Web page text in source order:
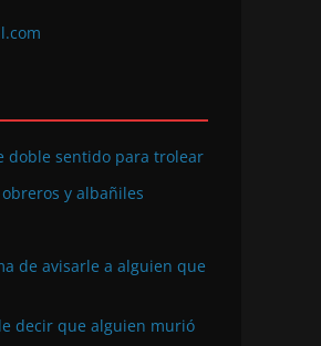
doble sentido para trolear
y albañiles
de avisarle a alguien que
decir que alguien murió